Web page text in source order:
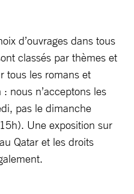
d’ouvrages dans tous
classés par thèmes et
tous les romans et
nous n’acceptons les
pas le dimanche
Une exposition sur
Qatar et les droits